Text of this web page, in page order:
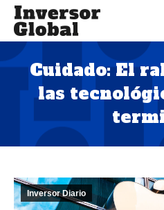
Cuidado: El
las
Inversor Diario